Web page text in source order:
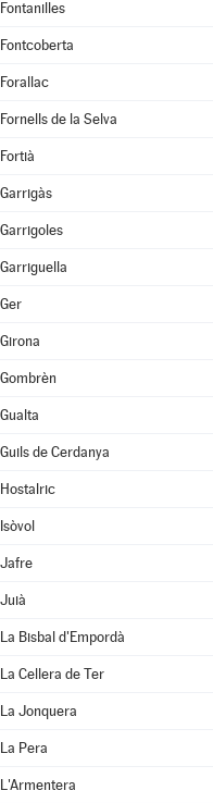
Fontanilles
Fontcoberta
Forallac
Fornells de la Selva
Fortià
Garrigàs
Garrigoles
Garriguella
Ger
Girona
Gombrèn
Gualta
Guils de Cerdanya
Hostalric
Isòvol
Jafre
Juià
La Bisbal d'Empordà
La Cellera de Ter
La Jonquera
La Pera
L'Armentera